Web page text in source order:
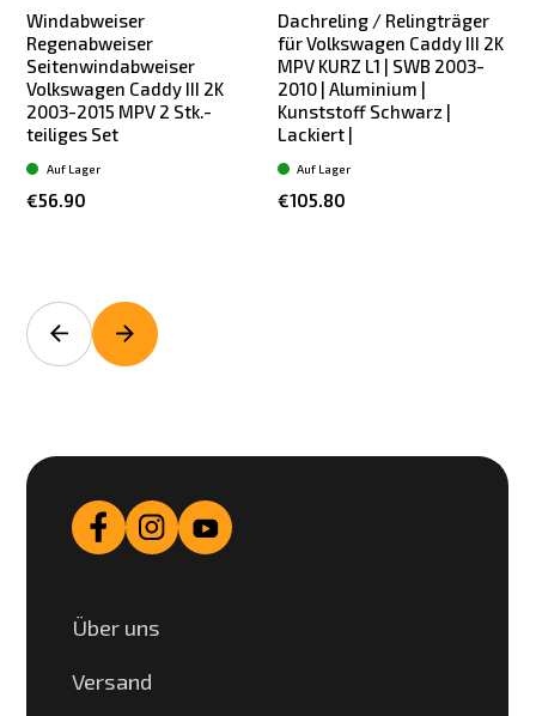
Windabweiser
Regenabweiser
Seitenwindabweiser
Volkswagen Caddy III 2K
2003-2015 MPV 2 Stk.-
teiliges Set
€56.90
Auf Lager
Dachreling / Relingträger
für Volkswagen Caddy III 2K
MPV KURZ L1 | SWB 2003-
2010 | Aluminium |
Kunststoff Schwarz |
Lackiert |
€105.80
Auf Lager
Über uns
Versand